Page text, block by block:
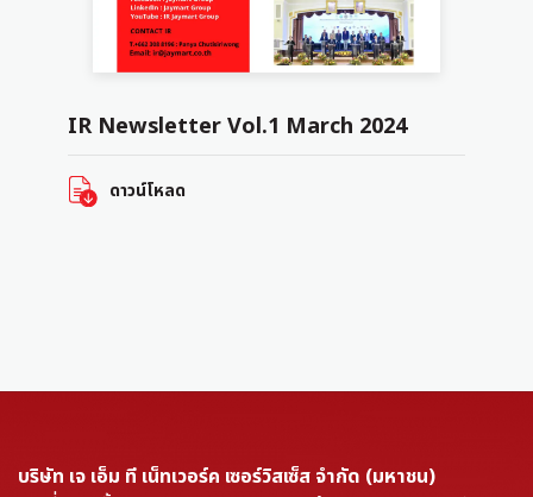
IR Newsletter Vol.1 March 2024
ดาวน์โหลด
บริษัท เจ เอ็ม ที เน็ทเวอร์ค เซอร์วิสเซ็ส จำกัด (มหาชน)